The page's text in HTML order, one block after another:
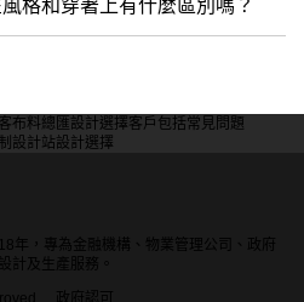
格和穿著上有什麼區別嗎？
布料總匯設計選擇客戶包括常見問題
設計站設計選擇
年，專為金融機構、物業管理公司、政府
計及生產服務。
政府認可